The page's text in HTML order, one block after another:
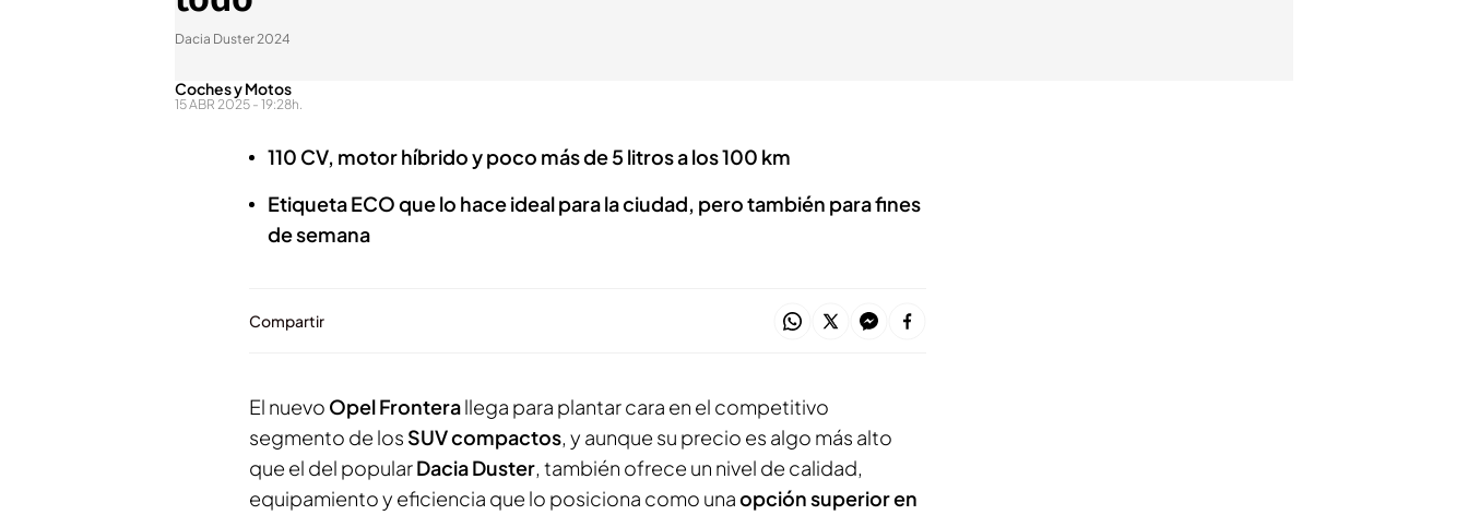
Dacia Duster 2024
Coches y Motos
15 ABR 2025 - 19:28h.
110 CV, motor híbrido y poco más de 5 litros a los 100 km
Etiqueta ECO que lo hace ideal para la ciudad, pero también para fines
de semana
Compartir
El nuevo Opel Fronterallega para plantar cara en el competitivo
segmento de los SUV compactos, y aunque su precio es algo más alto
que el del popularDacia Duster, también ofrece un nivel de calidad,
equipamiento y eficiencia que lo posiciona como unaopción superior en